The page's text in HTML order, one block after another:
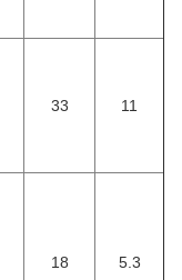
33 11
18 5.3